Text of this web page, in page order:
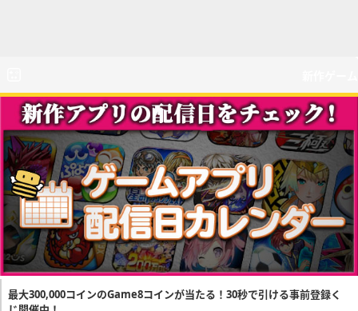
最大300,000コインのGame8コインが当たる！30秒で引ける事前登録く